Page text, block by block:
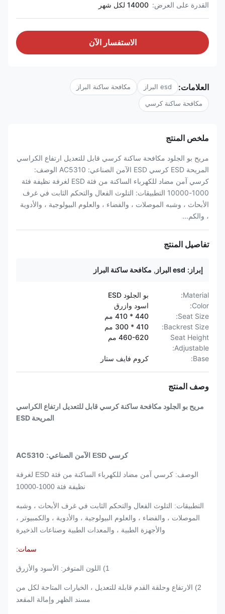
القدرة على العرض: 14000 لكل شهر
الاستفسار الآن
العلامات: esd البراز مكافحة ساكنة البراز
مكافحة ساكنة كرسي
ملخص المنتج
مريح بو الجلود مكافحة ساكنة كرسي قابل للتعديل ارتفاع الكراسي
المريحة ESD كرسي ESD الآمن الصناعي: AC5310 الوصف:
كرسي آمن مضاد للكهرباء الساكنة من فئة ESD لغرفة نظيفة فئة
1000-10000 التطبيقات: التلوث الفعال والتحكم الثابت في غرف
الأبحاث ، وشبه الموصلات ، والفضاء ، والعلوم البيولوجية ، والأدوية
، والكم...
تفاصيل المنتج
إبراز: esd البراز , مكافحة ساكنة البراز
Material:
بو الجلود ESD
Color:
اسود وازرق
Seat Size:
440 * 410 مم
Backrest Size:
410 * 300 مم
Seat Height
Adjustable:
460-620 مم
Base: كروم فايف ستار
وصف المنتج
مريح بو الجلود مكافحة ساكنة كرسي قابل للتعديل ارتفاع الكراسي
المريحة ESD
كرسي ESD الآمن الصناعي: AC5310
الوصف: كرسي آمن مضاد للكهرباء الساكنة من فئة ESD لغرفة
نظيفة فئة 1000-10000
التطبيقات: التلوث الفعال والتحكم الثابت في غرف الأبحاث ، وشبه
الموصلات ، والفضاء ، والعلوم البيولوجية ، والأدوية ، والكمبيوتر ،
والأجهزة الطبية ، والمعدات الطبية وصناعات الذخيرة
سمات:
1) اللون المتوفر: الأسود والأزرق
2) الارتفاع وحلقة القدم قابلة للتعديل ، الخيارات المتاحة لكل من
مسند الظهر وإمالة المقعد